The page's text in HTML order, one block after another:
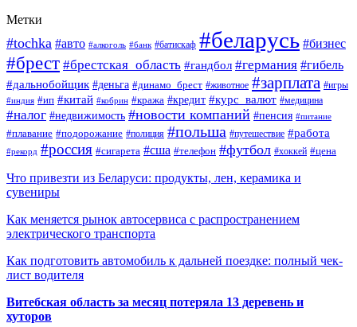
Метки
#tochka #авто #алкоголь #банк #батискаф #беларусь #бизнес
#брест #брестская_область #гандбол #германия #гибель
#дальнобойщик #деньга #динамо_брест #животное #зарплата #игры
#индия #ип #китай #кобрин #кража #кредит #курс_валют #медицина
#налог #недвижимость #новости компаний #пенсия #питание
#плавание #подорожание #полиция #польша #путешествие #работа
#рекорд #россия #сигарета #сша #телефон #футбол #хоккей #цена
Что привезти из Беларуси: продукты, лен, керамика и
сувениры
Как меняется рынок автосервиса с распространением
электрического транспорта
Как подготовить автомобиль к дальней поездке: полный чек-
лист водителя
Витебская область за месяц потеряла 13 деревень и
хуторов